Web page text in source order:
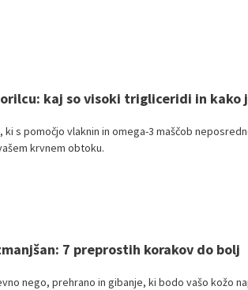
kaj so visoki trigliceridi in kako
s pomočjo vlaknin in omega-3 maščob
krvnem obtoku.
7 preprostih korakov do bolj
nego, prehrano in gibanje, ki bodo vašo kožo